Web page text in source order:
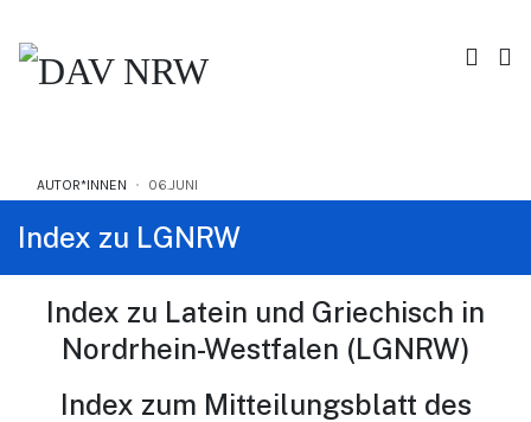
AUTOR*INNEN 06.JUNI
Index zu LGNRW
Index zu Latein und Griechisch in
Nordrhein-Westfalen (LGNRW)
Index zum Mitteilungsblatt des